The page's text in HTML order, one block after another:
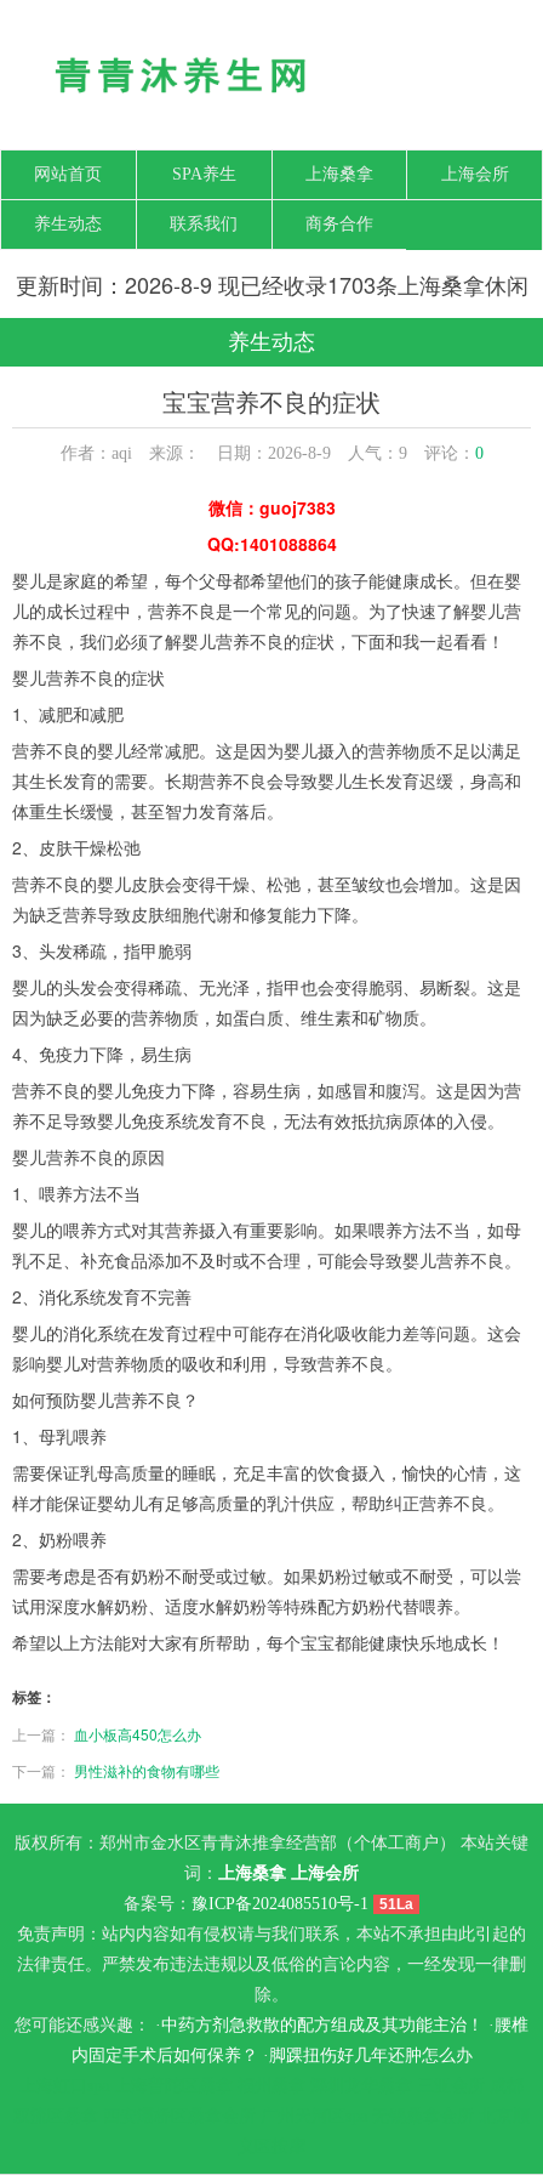
网站首页 SPA养生 上海桑拿 上海会所
养生动态 联系我们 商务合作
更新时间：2026-8-9 现已经收录1703条上海桑拿休闲
SPA会所-上海青青沐养生网信息
养生动态
宝宝营养不良的症状
作者：aqi 来源： 日期：2026-8-9 人气： 9评论： 0
微信：guoj7383
QQ:1401088864
婴儿是家庭的希望，每个父母都希望他们的孩子能健康成长。但在婴
儿的成长过程中，营养不良是一个常见的问题。为了快速了解婴儿营
养不良，我们必须了解婴儿营养不良的症状，下面和我一起看看！
婴儿营养不良的症状
1、减肥和减肥
营养不良的婴儿经常减肥。这是因为婴儿摄入的营养物质不足以满足
其生长发育的需要。长期营养不良会导致婴儿生长发育迟缓，身高和
体重生长缓慢，甚至智力发育落后。
2、皮肤干燥松弛
营养不良的婴儿皮肤会变得干燥、松弛，甚至皱纹也会增加。这是因
为缺乏营养导致皮肤细胞代谢和修复能力下降。
3、头发稀疏，指甲脆弱
婴儿的头发会变得稀疏、无光泽，指甲也会变得脆弱、易断裂。这是
因为缺乏必要的营养物质，如蛋白质、维生素和矿物质。
4、免疫力下降，易生病
营养不良的婴儿免疫力下降，容易生病，如感冒和腹泻。这是因为营
养不足导致婴儿免疫系统发育不良，无法有效抵抗病原体的入侵。
婴儿营养不良的原因
1、喂养方法不当
婴儿的喂养方式对其营养摄入有重要影响。如果喂养方法不当，如母
乳不足、补充食品添加不及时或不合理，可能会导致婴儿营养不良。
2、消化系统发育不完善
婴儿的消化系统在发育过程中可能存在消化吸收能力差等问题。这会
影响婴儿对营养物质的吸收和利用，导致营养不良。
如何预防婴儿营养不良？
1、母乳喂养
需要保证乳母高质量的睡眠，充足丰富的饮食摄入，愉快的心情，这
样才能保证婴幼儿有足够高质量的乳汁供应，帮助纠正营养不良。
2、奶粉喂养
需要考虑是否有奶粉不耐受或过敏。如果奶粉过敏或不耐受，可以尝
试用深度水解奶粉、适度水解奶粉等特殊配方奶粉代替喂养。
希望以上方法能对大家有所帮助，每个宝宝都能健康快乐地成长！
标签：
上一篇： 血小板高450怎么办
下一篇： 男性滋补的食物有哪些
版权所有：郑州市金水区青青沐推拿经营部（个体工商户） 本站关键
词：
上海桑拿
上海会所
备案号： 豫ICP备2024085510号-1 51La
免责声明：站内内容如有侵权请与我们联系，本站不承担由此引起的
法律责任。严禁发布违法违规以及低俗的言论内容，一经发现一律删
除。
您可能还感兴趣： ·中药方剂急救散的配方组成及其功能主治！ · 腰椎
内固定手术后如何保养？ · 脚踝扭伤好几年还肿怎么办